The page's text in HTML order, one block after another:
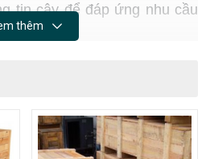
tin cậy để đáp ứng nhu cầu
kết cung cấp thùng gỗ đóng
ty sử dụng nguyên liệu
thêm